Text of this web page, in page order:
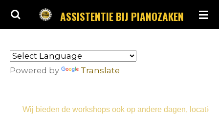
Ga
de
hoofdinhoud
ASSISTENTIE BIJ PIANOZAKEN
Powered by Translate
Wij bieden de workshops ook op andere dagen, locaties en